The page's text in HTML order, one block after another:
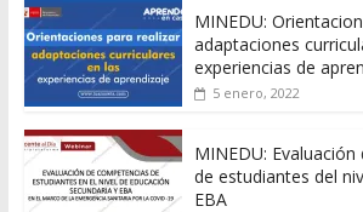
MINEDU:
adaptaciones
experiencias de
5 enero, 2022
MINEDU:
de estudiantes del
EBA